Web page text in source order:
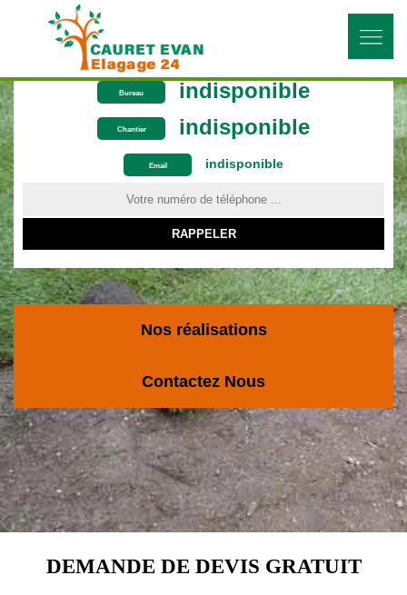
Bureau indisponible
Chantier indisponible
Email indisponible
ON VOUS RAPPELLE GRATUITEMENT
Nos réalisations
Contactez Nous
DEMANDE DE DEVIS GRATUIT